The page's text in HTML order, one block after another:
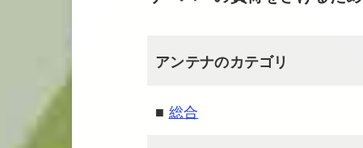
アンテナのカテゴリ
■ 総合